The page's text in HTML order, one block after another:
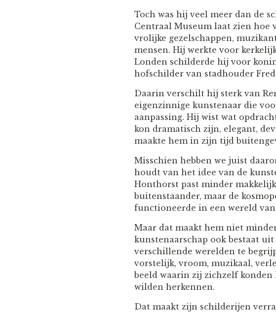
Toch was hij veel meer dan de
Centraal Museum laat zien hoe
vrolijke gezelschappen,
mensen. Hij werkte voor
Londen schilderde hij voor
hofschilder van stadhouder
Daarin verschilt hij sterk van
eigenzinnige kunstenaar die
aanpassing. Hij wist wat
kon dramatisch zijn, elegant,
maakte hem in zijn tijd
Misschien hebben we juist
houdt van het idee van de
Honthorst past minder
buitenstaander, maar de
functioneerde in een wereld
Maar dat maakt hem niet
kunstenaarschap ook bestaat
verschillende werelden te
vorstelijk, vroom, muzikaal,
beeld waarin zij zichzelf
wilden herkennen.
Dat maakt zijn schilderijen